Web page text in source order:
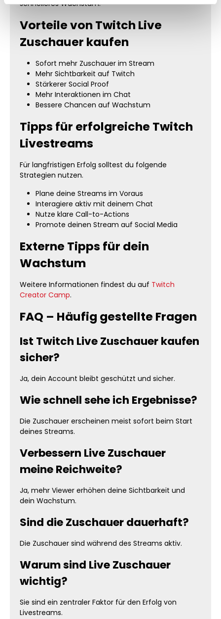
schnelleres Wachstum.
Vorteile von Twitch Live
Zuschauer kaufen
Sofort mehr Zuschauer im Stream
Mehr Sichtbarkeit auf Twitch
Stärkerer Social Proof
Mehr Interaktionen im Chat
Bessere Chancen auf Wachstum
Tipps für erfolgreiche Twitch
Livestreams
Für langfristigen Erfolg solltest du folgende
Strategien nutzen.
Plane deine Streams im Voraus
Interagiere aktiv mit deinem Chat
Nutze klare Call-to-Actions
Promote deinen Stream auf Social Media
Externe Tipps für dein
Wachstum
Weitere Informationen findest du auf Twitch
Creator Camp.
FAQ – Häufig gestellte Fragen
Ist Twitch Live Zuschauer kaufen
sicher?
Ja, dein Account bleibt geschützt und sicher.
Wie schnell sehe ich Ergebnisse?
Die Zuschauer erscheinen meist sofort beim Start
deines Streams.
Verbessern Live Zuschauer
meine Reichweite?
Ja, mehr Viewer erhöhen deine Sichtbarkeit und
dein Wachstum.
Sind die Zuschauer dauerhaft?
Die Zuschauer sind während des Streams aktiv.
Warum sind Live Zuschauer
wichtig?
Sie sind ein zentraler Faktor für den Erfolg von
Livestreams.